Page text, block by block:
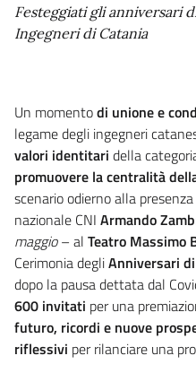
Festeggiati gli anniversari
Ingegneri di Catania
Un momentodi unione e
legame degli ingegneri
valori identitari della
promuovere la centralità
scenario odierno alla
nazionale CNI Armando
maggio– al Teatro Massimo
Cerimonia degliAnniversari
dopo la pausa dettata dal
600 invitati per una
futuro, ricordi e nuove
riflessivi per rilanciare una